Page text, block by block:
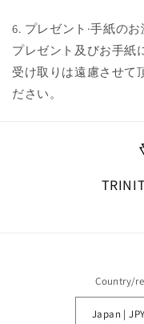
6. プレゼント·手紙の
プレゼント及びお手紙
受け取りは遠慮させて
ださい。
Country/